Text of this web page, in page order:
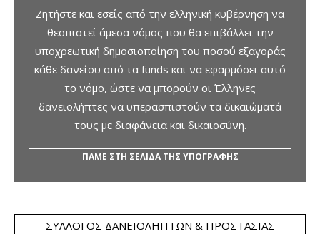
Ζητήστε και εσείς από την ελληνική κυβέρνηση να
θεσπιστεί άμεσα νόμος που θα επιβάλλει την
υποχρεωτική δημοσιοποίηση του ποσού εξαγοράς
κάθε δανείου από τα funds και να εφαρμόσει αυτό
το νόμο, ώστε να μπορούν οι Έλληνες
δανειολήπτες να υπερασπιστούν τα δικαιώματά
τους με διαφάνεια και δικαιοσύνη.
ΠΑΜΕ ΣΤΗ ΣΕΛΙΔΑ ΤΗΣ ΥΠΟΓΡΑΦΗΣ
ΣΎΛΛΟΓΟΣ ΔΑΝΕΙΟΛΗΠΤΏΝ & ΠΡΟΣΤΑΣΊΑΣ